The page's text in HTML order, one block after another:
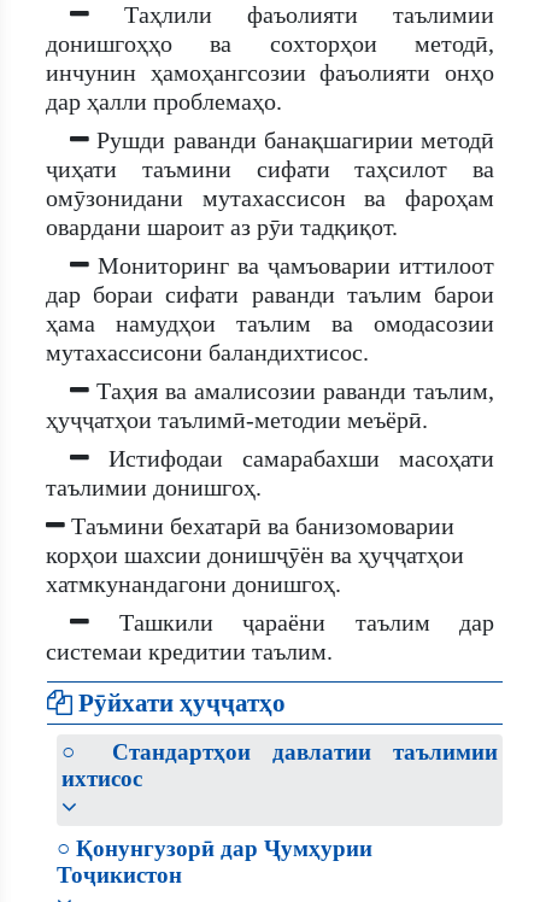
Таҳлили фаъолияти таълимии
донишгоҳҳо ва сохторҳои методӣ,
инчунин ҳамоҳангсозии фаъолияти онҳо
дар ҳалли проблемаҳо.
Рушди раванди банақшагирии методӣ
ҷиҳати таъмини сифати таҳсилот ва
омӯзонидани мутахассисон ва фароҳам
овардани шароит аз рӯи тадқиқот.
Мониторинг ва ҷамъоварии иттилоот
дар бораи сифати раванди таълим барои
ҳама намудҳои таълим ва омодасозии
мутахассисони баландихтисос.
Таҳия ва амалисозии раванди таълим,
ҳуҷҷатҳои таълимӣ-методии меъёрӣ.
Истифодаи самарабахши масоҳати
таълимии донишгоҳ.
Таъмини бехатарӣ ва банизомоварии
корҳои шахсии донишҷӯён ва ҳуҷҷатҳои
хатмкунандагони донишгоҳ.
Ташкили ҷараёни таълим дар
системаи кредитии таълим.
Рӯйхати ҳуҷҷатҳо
○ Стандартҳои давлатии таълимии
ихтисос
○ Қонунгузорӣ дар Ҷумҳурии
Тоҷикистон